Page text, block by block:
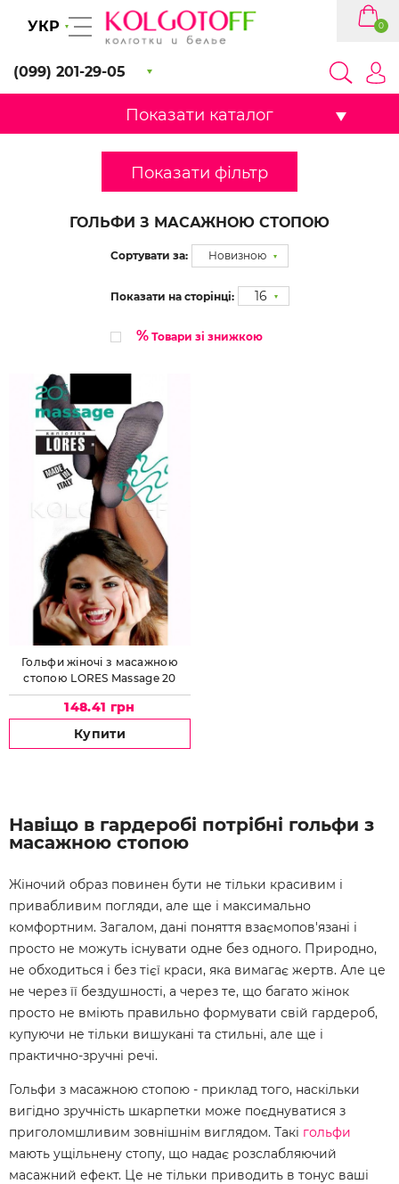
УКР
(099) 201-29-05
0
Показати каталог
Показати фільтр
ГОЛЬФИ З МАСАЖНОЮ СТОПОЮ
Сортувати за: Новизною
Показати на сторінці: 16
% Товари зі знижкою
Гольфи жіночі з масажною
стопою LORES Massage 20
148.41 грн
Купити
Навіщо в гардеробі потрібні гольфи з
масажною стопою
Жіночий образ повинен бути не тільки красивим і
привабливим погляди, але ще і максимально
комфортним. Загалом, дані поняття взаємопов'язані і
просто не можуть існувати одне без одного. Природно,
не обходиться і без тієї краси, яка вимагає жертв. Але це
не через її бездушності, а через те, що багато жінок
просто не вміють правильно формувати свій гардероб,
купуючи не тільки вишукані та стильні, але ще і
практично-зручні речі.
Гольфи з масажною стопою - приклад того, наскільки
вигідно зручність шкарпетки може поєднуватися з
приголомшливим зовнішнім виглядом. Такі гольфи
мають ущільнену стопу, що надає розслабляючий
масажний ефект. Це не тільки приводить в тонус ваші